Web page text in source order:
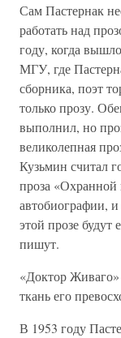
Сам Пастернак
работать над
году, когда
МГУ, где
сборника, поэт
только прозу.
выполнил, но
великолепная
Кузьмин считал
проза «Охранной
автобиографии,
этой прозе будут
пишут.
«Доктор
ткань его
В 1953 году